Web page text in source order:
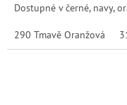
Dostupné v černé, navy,
290 Tmavě Oranžová